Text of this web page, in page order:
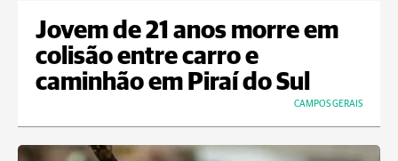
Jovem de 21 anos morre em
colisão entre carro e
caminhão em Piraí do Sul
CAMPOS GERAIS